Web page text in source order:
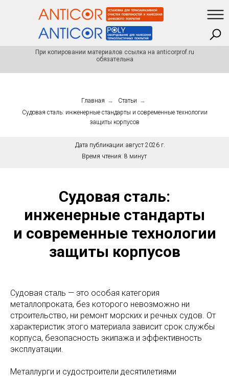
При копировании материалов ссылка на anticorprof.ru
обязательна
Главная → Статьи →
Судовая сталь: инженерные стандарты и современные технологии
защиты корпусов
август 2026 г.
Дата публикации:
Время чтения:8 минут
Судовая сталь:
инженерные стандарты
и современные технологии
защиты корпусов
Судовая сталь — это особая категория
металлопроката, без которого невозможно ни
строительство, ни ремонт морских и речных судов. От
характеристик этого материала зависит срок службы
корпуса, безопасность экипажа и эффективность
эксплуатации.
Металлурги и судостроители десятилетиями